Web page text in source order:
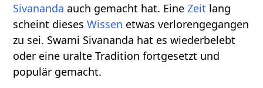
Sivananda auch gemacht hat. EineZeit lang
scheint diesesWissen etwas verlorengegangen
zu sei. Swami Sivananda hat es wiederbelebt
oder eine uralte Tradition fortgesetzt und
populär gemacht.